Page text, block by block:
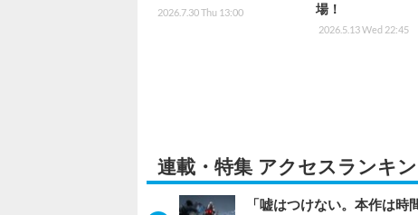
2026.7.30 Thu 13:00
場！
2026.5.13 Wed 22:45
連載・特集 アクセスランキ
「嘘はつけない。本作は